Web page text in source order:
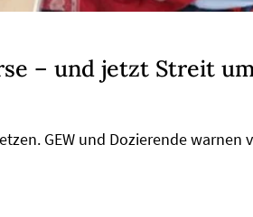
– und jetzt Streit
GEW und Dozierende warnen